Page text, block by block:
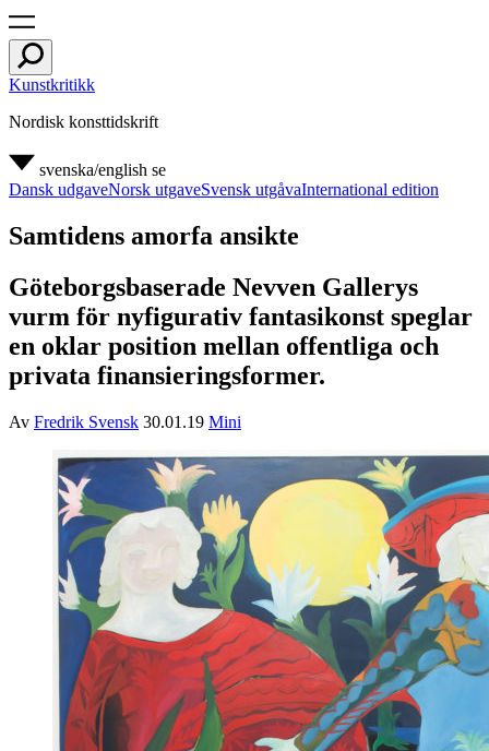
Kunstkritikk
Nordisk konsttidskrift
svenska/english se
Dansk udgaveNorsk utgaveSvensk utgåvaInternational edition
Samtidens amorfa ansikte
Göteborgsbaserade Nevven Gallerys
vurm för nyfigurativ fantasikonst speglar
en oklar position mellan offentliga och
privata finansieringsformer.
Av Fredrik Svensk 30.01.19 Mini